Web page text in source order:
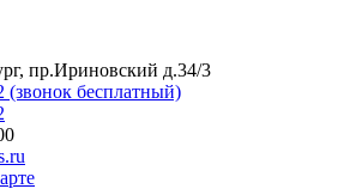
пр.Ириновский д.34/3
(звонок бесплатный)